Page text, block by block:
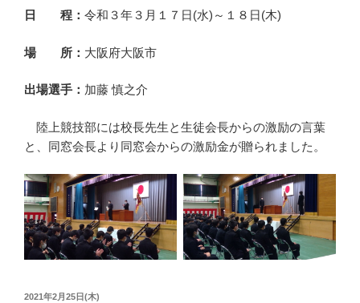
日 程： 令和３年３月１７日(水)～１８日(木)
場 所： 大阪府大阪市
出場選手： 加藤 慎之介
陸上競技部には校長先生と生徒会長からの激励の言葉
と、同窓会長より同窓会からの激励金が贈られました。
投
2021年2月25日(木)